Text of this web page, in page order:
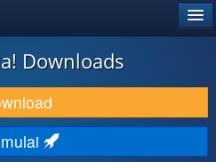
Downloads